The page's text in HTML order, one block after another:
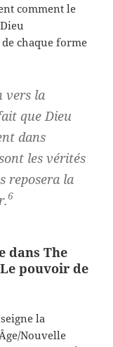
comment le
chaque forme
vers la
que Dieu
dans
les vérités
reposera la
6
dans The
pouvoir de
la
Nouvelle